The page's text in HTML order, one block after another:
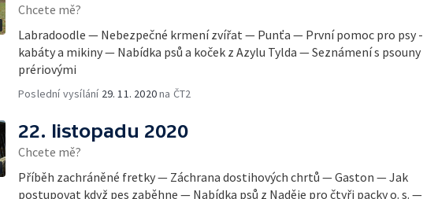
Chcete mě?
Labradoodle — Nebezpečné krmení zvířat — Punťa — První pomoc pro psy -
kabáty a mikiny — Nabídka psů a koček z Azylu Tylda — Seznámení s psouny
prériovými
Poslední vysílání 29. 11. 2020na ČT2
22. listopadu 2020
Chcete mě?
Příběh zachráněné fretky — Záchrana dostihových chrtů — Gaston — Jak
postupovat když pes zaběhne — Nabídka psů z Naděje pro čtyři packy o. s. —